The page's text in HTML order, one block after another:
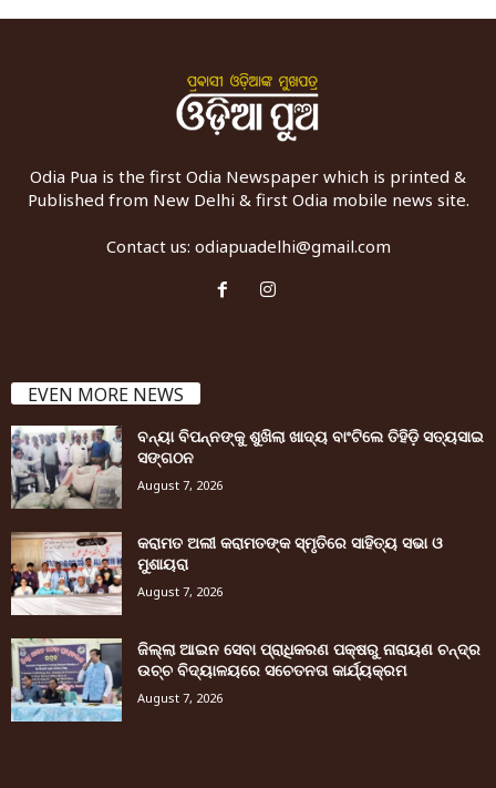
Odia Pua is the first Odia Newspaper which is printed &
Published from New Delhi & first Odia mobile news site.
Contact us: odiapuadelhi@gmail.com
EVEN MORE NEWS
ବନ୍ୟା ବିପନ୍ନଙ୍କୁ ଶୁଖିଲା ଖାଦ୍ୟ ବାଂଟିଲେ ତିହିଡି଼ ସତ୍ୟସାଇ
ସଙ୍ଗଠନ
August 7, 2026
କରାମତ ଅଲୀ କରାମତଙ୍କ ସ୍ମୃତିରେ ସାହିତ୍ୟ ସଭା ଓ
ମୁଶାୟରା
August 7, 2026
ଜିଲ୍ଲା ଆଇନ ସେବା ପ୍ରାଧିକରଣ ପକ୍ଷରୁ ନାରାୟଣ ଚନ୍ଦ୍ର
ଉଚ୍ଚ ବିଦ୍ୟାଳୟରେ ସଚେତନତା କାର୍ଯ୍ୟକ୍ରମ
August 7, 2026